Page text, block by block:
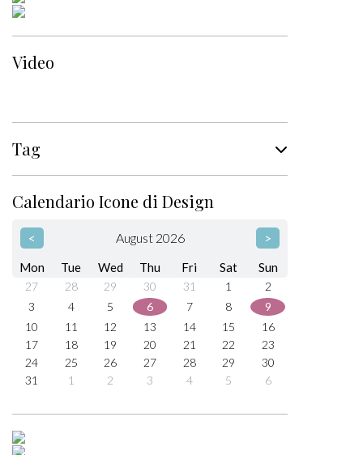
Video
Tag
Calendario Icone di Design
< August 2026 >
Mon Tue Wed Thu Fri Sat Sun
27 28 29 30 31 1
2
3
4 5 6 7 8
9
10
11 12 13 14 15
16
17
18 19 20 21 22
23
24
25 26 27 28 29
30
31
1 2 3 4 5 6